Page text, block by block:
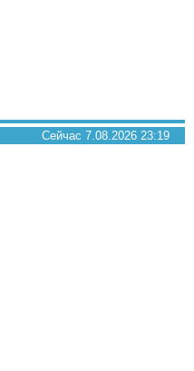
Сейчас 7.08.2026 23:19